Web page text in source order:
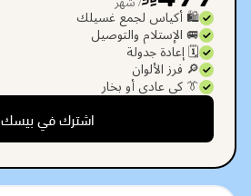
🛍️ أكياس لجمع غسيلك
🚐 الإستلام والتوصيل
🗓️ إعادة جدولة
🔎 فرز الألوان
👔 كي عادي أو بخار
اشترك في بيسك